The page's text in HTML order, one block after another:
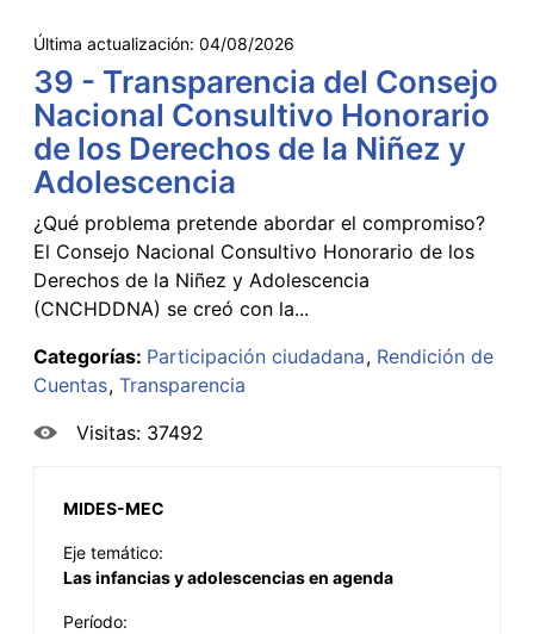
Última actualización: 04/08/2026
39 - Transparencia del Consejo
Nacional Consultivo Honorario
de los Derechos de la Niñez y
Adolescencia
¿Qué problema pretende abordar el compromiso?
El Consejo Nacional Consultivo Honorario de los
Derechos de la Niñez y Adolescencia
(CNCHDDNA) se creó con la...
Categorías: Participación ciudadana Rendición de
Cuentas Transparencia
Visitas: 37492
MIDES-MEC
Eje temático:
Las infancias y adolescencias en agenda
Período: